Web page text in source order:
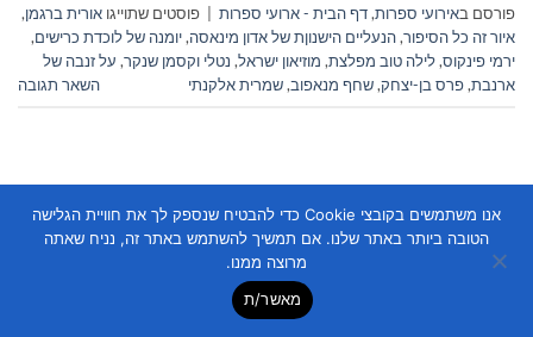
פורסם באירועי ספרות,דף הבית - ארועי ספרות פוסטים שתוייגו אורית ברגמן,
איור זה כל הסיפור,הנעליים הישנוןת של אדון מינאסה,יומנה של לוכדת כרישים,
ירמי פינקוס,לילה טוב מפלצת, מוזיאון ישראל, נטלי וקסמן שנקר, על זנבה של
ארנבת,פרס בן-יצחק,שחף מנאפוב,שמרית אלקנתי השאר תגובה
Copyright 2026 ©Flatsome Theme
אנו משתמשים בקובצי Cookie כדי להבטיח שנספק לך את חוויית הגלישה
הטובה ביותר באתר שלנו. אם תמשיך להשתמש באתר זה, נניח שאתה
מרוצה ממנו.
מאשר/ת